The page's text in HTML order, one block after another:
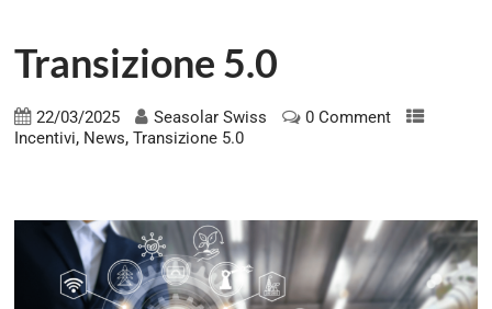
Transizione 5.0
22/03/2025 Seasolar Swiss
0 Comment
Incentivi, News,Transizione 5.0